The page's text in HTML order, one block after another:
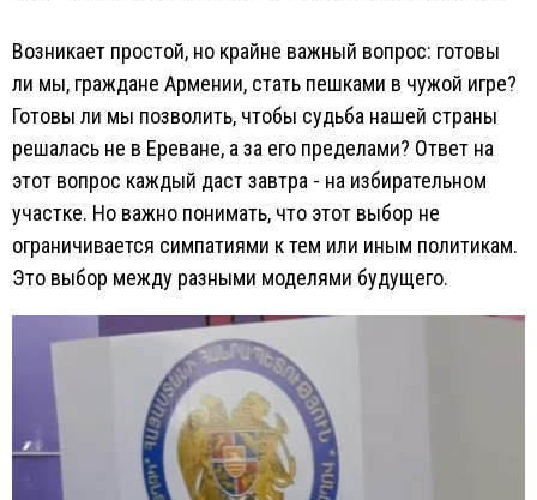
Возникает простой, но крайне важный вопрос: готовы
ли мы, граждане Армении, стать пешками в чужой игре?
Готовы ли мы позволить, чтобы судьба нашей страны
решалась не в Ереване, а за его пределами? Ответ на
этот вопрос каждый даст завтра - на избирательном
участке. Но важно понимать, что этот выбор не
ограничивается симпатиями к тем или иным политикам.
Это выбор между разными моделями будущего.